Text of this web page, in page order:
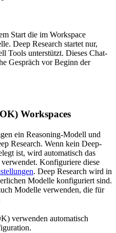
Start die im Workspace
Deep Research startet nur,
Tools unterstützt. Dieses Chat-
Gespräch vor Beginn der
Workspaces
ein Reasoning-Modell und
Research. Wenn kein Deep-
ist, wird automatisch das
Konfiguriere diese
. Deep Research wird in
Modelle konfiguriert sind.
Modelle verwenden, die für
verwenden automatisch